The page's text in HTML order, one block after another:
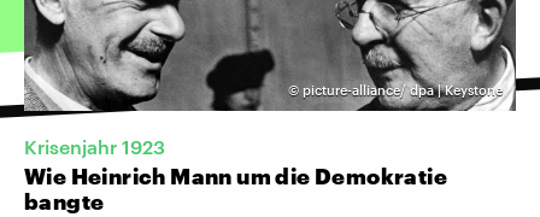
© picture-alliance/ dpa | Keystone
Krisenjahr 1923
Wie Heinrich Mann um die Demokratie
bangte